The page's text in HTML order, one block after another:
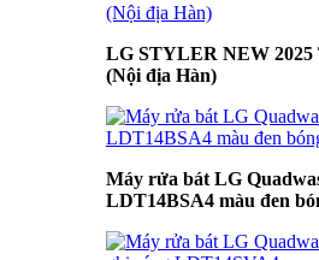
LG STYLER NEW
(Nội địa Hàn)
Máy rửa bát LG
LDT14BSA4 màu đen